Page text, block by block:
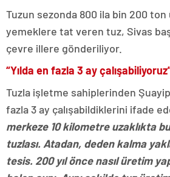
Tuzun sezonda 800 ila bin 200 ton
yemeklere tat veren tuz, Sivas
çevre illere gönderiliyor.
“Yılda en fazla 3 ay
Tuzla işletme sahiplerinden Şuayip
fazla 3 ay çalışabildiklerini ifade
merkeze 10 kilometre uzaklıkta
tuzlası. Atadan, deden kalma
tesis. 200 yıl önce nasıl üretim